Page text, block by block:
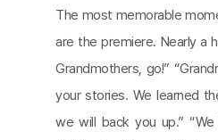
The most memorable
are the premiere. Nearly a
Grandmothers, go!”
your stories. We learned
we will back you up.”